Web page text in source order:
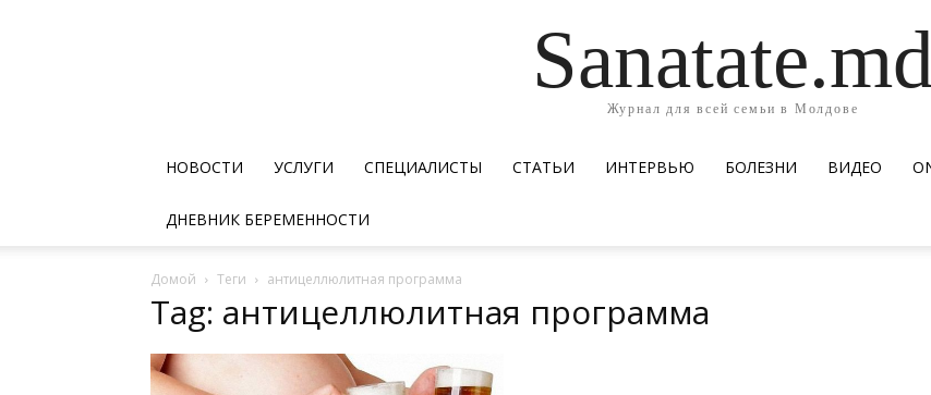
Журнал для всей семьи в Молдове
НОВОСТИ УСЛУГИ СПЕЦИАЛИСТЫ СТАТЬИ ИНТЕРВЬЮ БОЛЕЗНИ ВИДЕО
ДНЕВНИК БЕРЕМЕННОСТИ
Домой Теги антицеллюлитная программа
Tag: антицеллюлитная программа